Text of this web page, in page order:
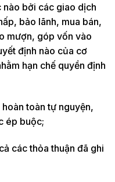
bởi các giao dịch
bảo lãnh, mua bán,
mượn, góp vốn vào
định nào của cơ
hạn chế quyền định
toàn tự nguyện,
ép buộc;
các thỏa thuận đã ghi